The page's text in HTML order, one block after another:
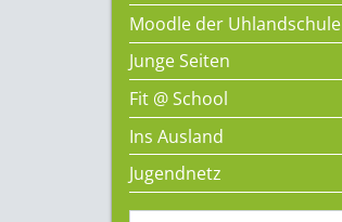
Moodle der Uhlandschule
Junge Seiten
Fit @ School
Ins Ausland
Jugendnetz